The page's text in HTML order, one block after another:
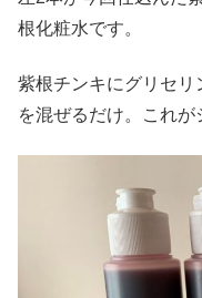
根化粧水です。
紫根チンキにグリセ
を混ぜるだけ。これが